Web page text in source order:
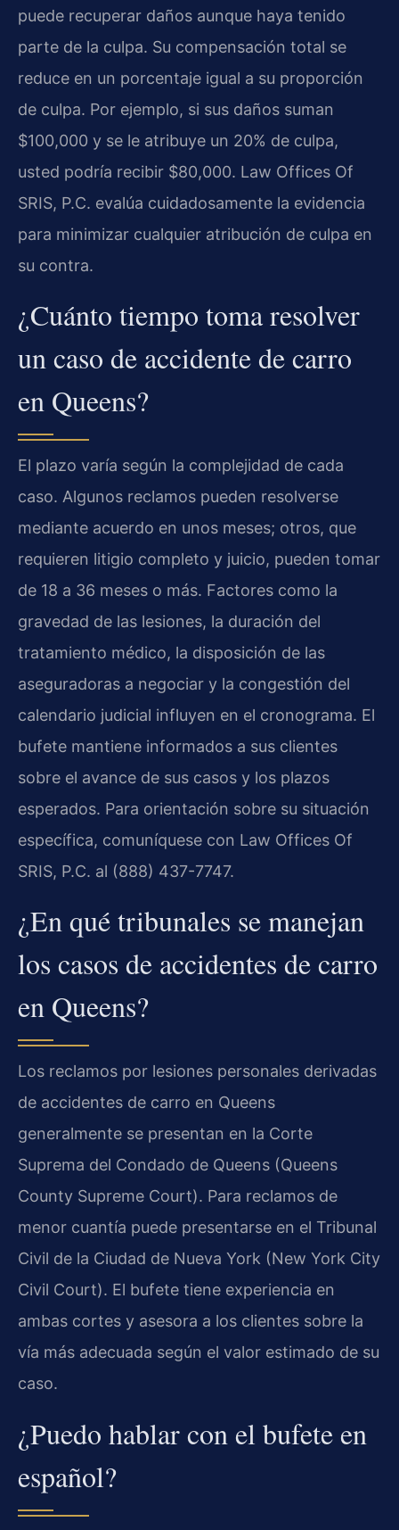
puede recuperar daños aunque haya tenido
parte de la culpa. Su compensación total se
reduce en un porcentaje igual a su proporción
de culpa. Por ejemplo, si sus daños suman
$100,000 y se le atribuye un 20% de culpa,
usted podría recibir $80,000. Law Offices Of
SRIS, P.C. evalúa cuidadosamente la evidencia
para minimizar cualquier atribución de culpa en
su contra.
¿Cuánto tiempo toma resolver
un caso de accidente de carro
en Queens?
El plazo varía según la complejidad de cada
caso. Algunos reclamos pueden resolverse
mediante acuerdo en unos meses; otros, que
requieren litigio completo y juicio, pueden tomar
de 18 a 36 meses o más. Factores como la
gravedad de las lesiones, la duración del
tratamiento médico, la disposición de las
aseguradoras a negociar y la congestión del
calendario judicial influyen en el cronograma. El
bufete mantiene informados a sus clientes
sobre el avance de sus casos y los plazos
esperados. Para orientación sobre su situación
específica, comuníquese con Law Offices Of
SRIS, P.C. al (888) 437-7747.
¿En qué tribunales se manejan
los casos de accidentes de carro
en Queens?
Los reclamos por lesiones personales derivadas
de accidentes de carro en Queens
generalmente se presentan en la Corte
Suprema del Condado de Queens (Queens
County Supreme Court). Para reclamos de
menor cuantía puede presentarse en el Tribunal
Civil de la Ciudad de Nueva York (New York City
Civil Court). El bufete tiene experiencia en
ambas cortes y asesora a los clientes sobre la
vía más adecuada según el valor estimado de su
caso.
¿Puedo hablar con el bufete en
español?